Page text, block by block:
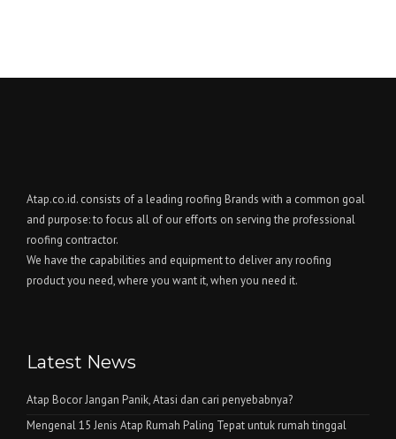
Atap.co.id. consists of a leading roofing Brands with a common goal
and purpose: to focus all of our efforts on serving the professional
roofing contractor.
We have the capabilities and equipment to deliver any roofing
product you need, where you want it, when you need it.
Latest News
Atap Bocor Jangan Panik, Atasi dan cari penyebabnya?
Mengenal 15 Jenis Atap Rumah Paling Tepat untuk rumah tinggal